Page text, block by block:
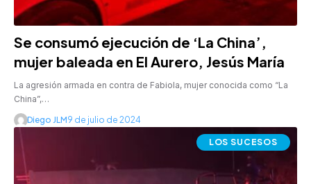
Se consumó ejecución de ‘La China’,
mujer baleada en El Aurero, Jesús María
La agresión armada en contra de Fabiola, mujer conocida como “La
China”,…
Diego JLM9 de julio de 2024
LOS SUCESOS